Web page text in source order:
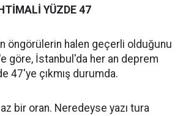
YÜZDE 47
öngörülerin halen geçerli olduğunu
göre, İstanbul'da her an deprem
47'ye çıkmış durumda.
bir oran. Neredeyse yazı tura